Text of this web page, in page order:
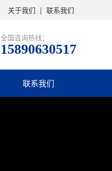
关于我们 | 联系我们
全国咨询热线：
15890630517
联系我们